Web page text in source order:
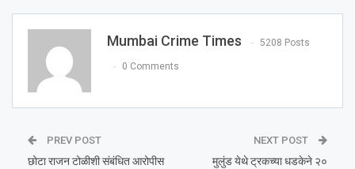
Mumbai Crime Times 5208 Posts
0 Comments
PREV POST
छोटा राजन टोळीशी संबंधित आरोपीस
NEXT POST
मुलुंड येथे ट्रकच्या धडकेने २०